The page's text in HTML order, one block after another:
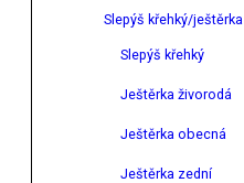
Slepýš křehký/ještěrka
Slepýš křehký
Ještěrka živorodá
Ještěrka obecná
Ještěrka zední